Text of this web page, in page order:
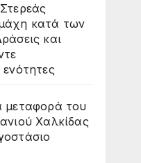
κατά των
και
ενότητες
μεταφορά του
Χαλκίδας